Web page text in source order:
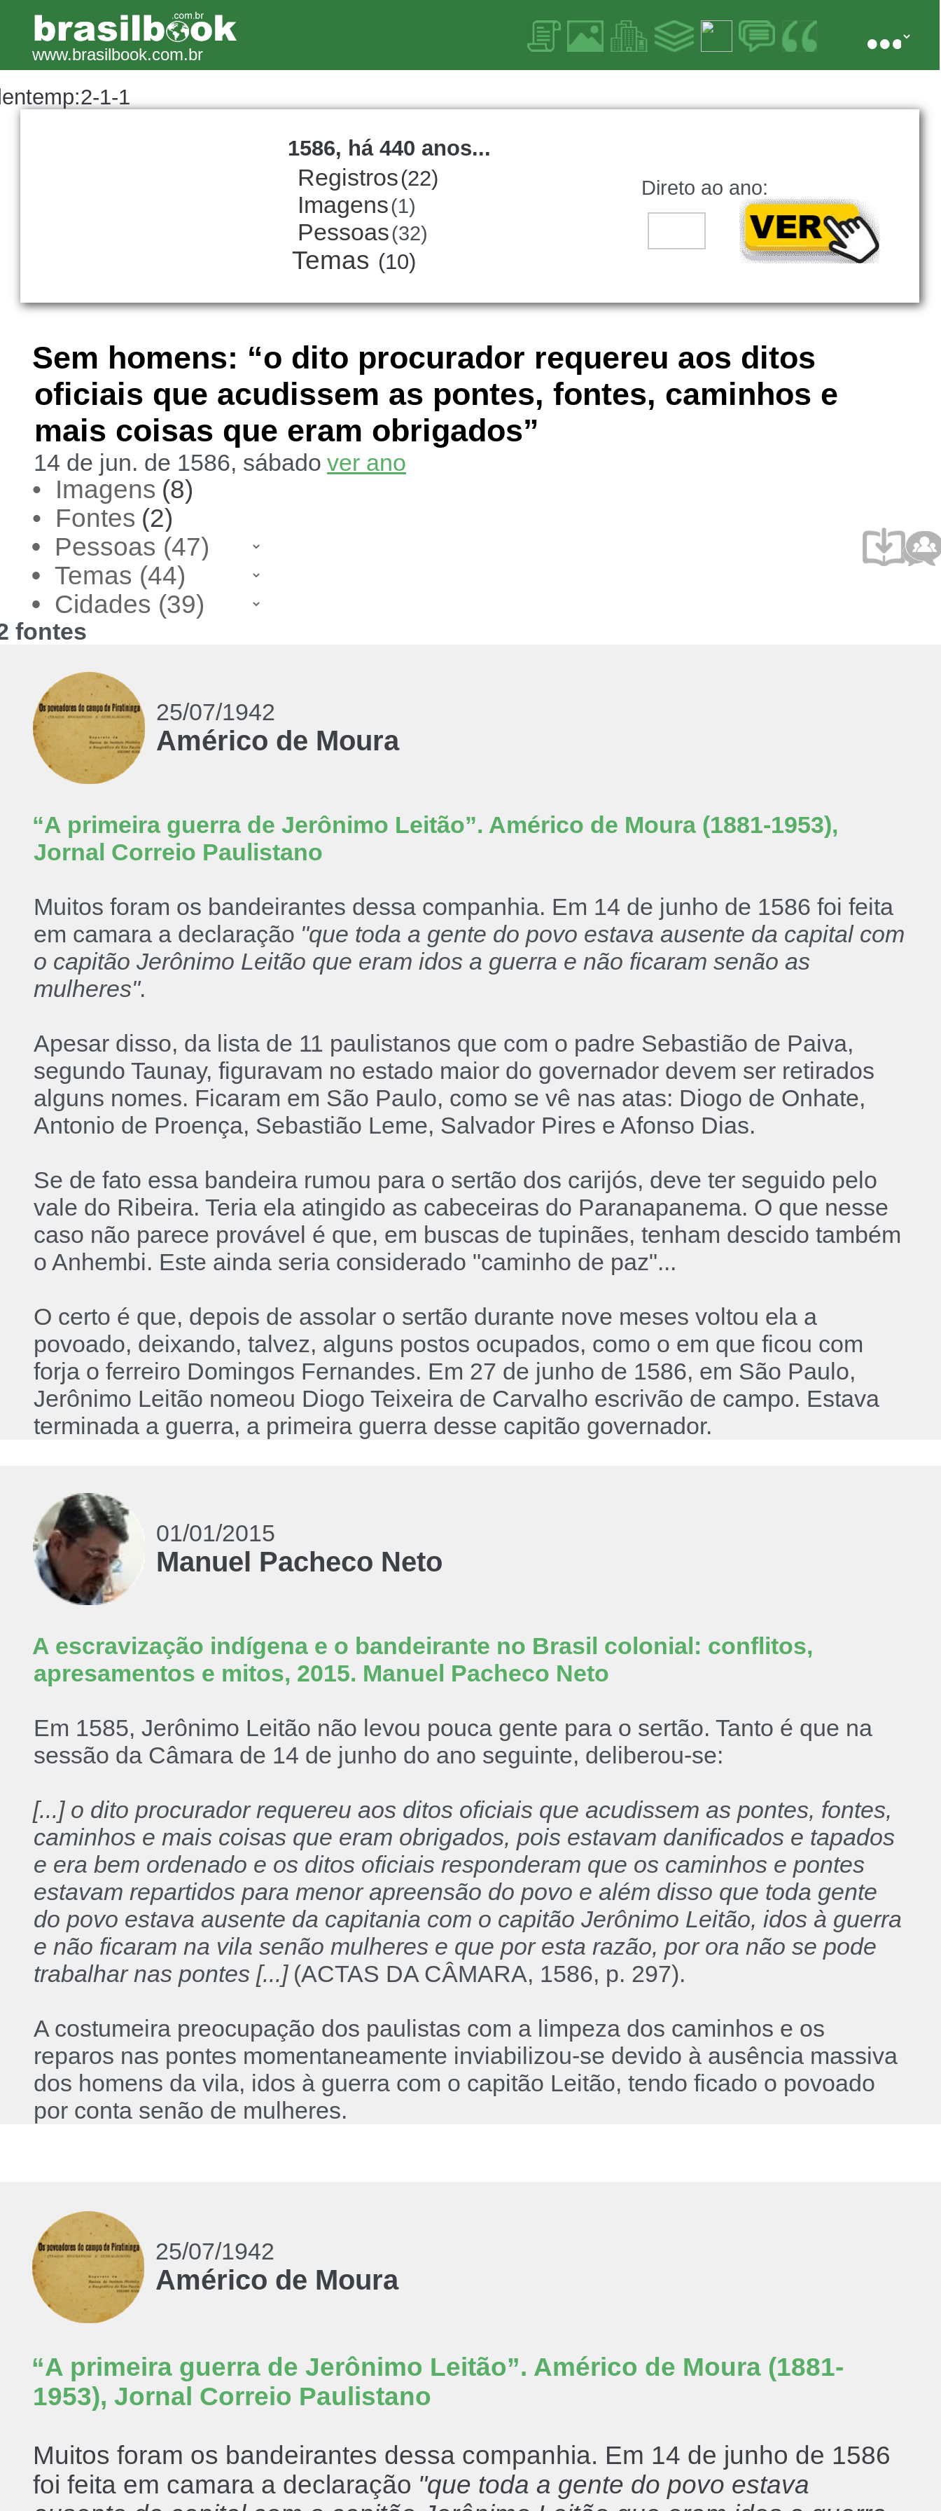
www.brasilbook.com.br
1-1
1586, há 440 anos...
Registros(22)
Imagens(1)
Pessoas(32)
Temas (10)
Direto ao ano:
Sem homens: “o dito procurador requereu aos ditos
oficiais que acudissem as pontes, fontes, caminhos e
mais coisas que eram obrigados”
14 de jun. de 1586, sábadover ano
• Imagens (8)
• Fontes (2)
•
•
•
fontes
25/07/1942
Américo de Moura
“A primeira guerra de Jerônimo Leitão”. Américo de Moura (1881-1953),
Jornal Correio Paulistano
Muitos foram os bandeirantes dessa companhia. Em 14 de junho de 1586 foi feita
em camara a declaração "que toda a gente do povo estava ausente da capital com
o capitão Jerônimo Leitão que eram idos a guerra e não ficaram senão as
mulheres".
Apesar disso, da lista de 11 paulistanos que com o padre Sebastião de Paiva,
segundo Taunay, figuravam no estado maior do governador devem ser retirados
alguns nomes. Ficaram em São Paulo, como se vê nas atas: Diogo de Onhate,
Antonio de Proença, Sebastião Leme, Salvador Pires e Afonso Dias.
Se de fato essa bandeira rumou para o sertão dos carijós, deve ter seguido pelo
vale do Ribeira. Teria ela atingido as cabeceiras do Paranapanema. O que nesse
caso não parece provável é que, em buscas de tupinães, tenham descido também
o Anhembi. Este ainda seria considerado "caminho de paz"...
O certo é que, depois de assolar o sertão durante nove meses voltou ela a
povoado, deixando, talvez, alguns postos ocupados, como o em que ficou com
forja o ferreiro Domingos Fernandes. Em 27 de junho de 1586, em São Paulo,
Jerônimo Leitão nomeou Diogo Teixeira de Carvalho escrivão de campo. Estava
terminada a guerra, a primeira guerra desse capitão governador.
01/01/2015
Manuel Pacheco Neto
A escravização indígena e o bandeirante no Brasil colonial: conflitos,
apresamentos e mitos, 2015. Manuel Pacheco Neto
Em 1585, Jerônimo Leitão não levou pouca gente para o sertão. Tanto é que na
sessão da Câmara de 14 de junho do ano seguinte, deliberou-se:
[...] o dito procurador requereu aos ditos oficiais que acudissem as pontes, fontes,
caminhos e mais coisas que eram obrigados, pois estavam danificados e tapados
e era bem ordenado e os ditos oficiais responderam que os caminhos e pontes
estavam repartidos para menor apreensão do povo e além disso que toda gente
do povo estava ausente da capitania com o capitão Jerônimo Leitão, idos à guerra
e não ficaram na vila senão mulheres e que por esta razão, por ora não se pode
trabalhar nas pontes [...] (ACTAS DA CÂMARA, 1586, p. 297).
A costumeira preocupação dos paulistas com a limpeza dos caminhos e os
reparos nas pontes momentaneamente inviabilizou-se devido à ausência massiva
dos homens da vila, idos à guerra com o capitão Leitão, tendo ficado o povoado
por conta senão de mulheres.
25/07/1942
Américo de Moura
“A primeira guerra de Jerônimo Leitão”. Américo de Moura (1881-
1953), Jornal Correio Paulistano
Muitos foram os bandeirantes dessa companhia. Em 14 de junho de 1586
foi feita em camara a declaração "que toda a gente do povo estava